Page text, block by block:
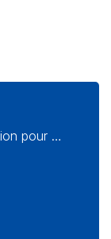
pour …